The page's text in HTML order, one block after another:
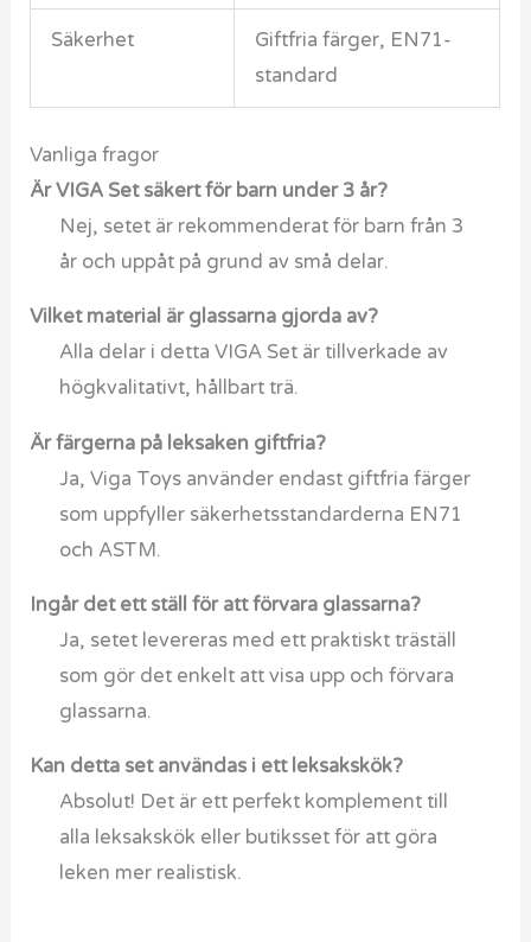
Säkerhet
Giftfria färger, EN71-
standard
Vanliga fragor
Är VIGA Set säkert för barn under 3 år?
Nej, setet är rekommenderat för barn från 3
år och uppåt på grund av små delar.
Vilket material är glassarna gjorda av?
Alla delar i detta VIGA Set är tillverkade av
högkvalitativt, hållbart trä.
Är färgerna på leksaken giftfria?
Ja, Viga Toys använder endast giftfria färger
som uppfyller säkerhetsstandarderna EN71
och ASTM.
Ingår det ett ställ för att förvara glassarna?
Ja, setet levereras med ett praktiskt träställ
som gör det enkelt att visa upp och förvara
glassarna.
Kan detta set användas i ett leksakskök?
Absolut! Det är ett perfekt komplement till
alla leksakskök eller butiksset för att göra
leken mer realistisk.